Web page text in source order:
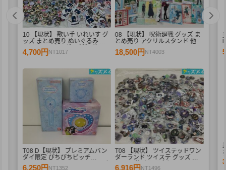
10 【現状】 歌い手 いれいす グ
ッズ まとめ売り ぬいぐるみ バ
ッジ・キーホルダー 紙類 他
4,700円 NT1017
08 【現状】 呪術廻戦 グッズ ま
とめ売り アクリルスタンド 他
18,500円 NT4003
T08 D【現状】 プレミアムバン
ダイ限定 ぴちぴちピッチ
Special Memorize e-pitchマイク
6,250円 NT1352
T08 【現状】 ツイステッドワン
ダーランド ツイステ グッズ 缶
バッジ 他 まとめ売り トレイ ア
6,916円 NT1496